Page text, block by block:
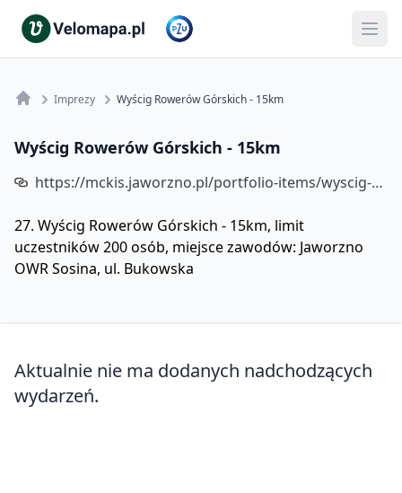
Imprezy Wyścig Rowerów Górskich - 15km
Wyścig Rowerów Górskich - 15km
https://mckis.jaworzno.pl/portfolio-items/wyscig-rowerow-gorskich/
27. Wyścig Rowerów Górskich - 15km, limit
uczestników 200 osób, miejsce zawodów: Jaworzno
OWR Sosina, ul. Bukowska
Aktualnie nie ma dodanych nadchodzących
wydarzeń.